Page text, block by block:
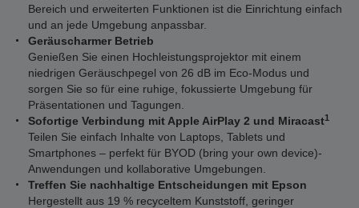
Bereich und erweiterten Funktionen ist die Einrichtung einfach
und an jede Umgebung anpassbar.
Geräuscharmer Betrieb
Genießen Sie einen Hochleistungsprojektor mit einem
niedrigen Geräuschpegel von 26 dB im Eco-Modus und
sorgen Sie so für eine ruhige, fokussierte Umgebung für
Präsentationen und Tagungen.
Sofortige Verbindung mit Apple AirPlay 2 und Miracast1
Teilen Sie einfach Inhalte von Laptops, Tablets und
Smartphones – perfekt für BYOD (bring your own device)-
Anwendungen und kollaborative Umgebungen.
Treffen Sie nachhaltige Entscheidungen mit Epson
Hergestellt aus 19 % recyceltem Kunststoff, geringer